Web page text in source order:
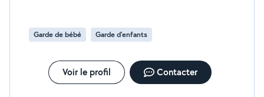
Garde de bébé Garde d'enfants
Voir le profil Contacter